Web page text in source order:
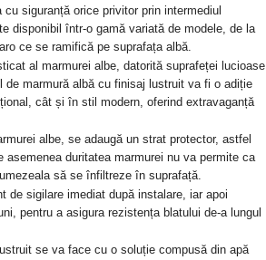
siguranță orice privitor prin intermediul
disponibil într-o gamă variată de modele, de la
ce se ramifică pe suprafața albă.
al marmurei albe, datorită suprafeței lucioase
marmură albă cu finisaj lustruit va fi o adiție
cât și în stil modern, oferind extravaganță
albe, se adaugă un strat protector, astfel
duritatea marmurei nu va permite ca
să se înfiltreze în suprafață.
de sigilare imediat după instalare, iar apoi
pentru a asigura rezistența blatului de-a lungul
se va face cu o soluție compusă din apă